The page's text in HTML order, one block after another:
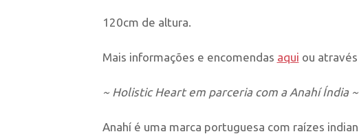
120cm de altura.
Mais informações e encomendas aqui ou
~ Holistic Heart em parceria com a Anahí Índia ~
Anahí é uma marca portuguesa com raízes